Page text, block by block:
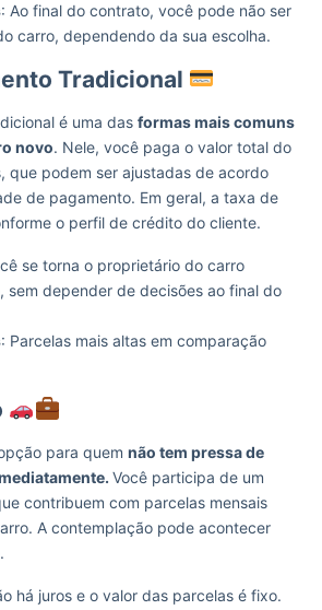
: Ao final do contrato, você pode não ser
carro, dependendo da sua escolha.
Tradicional
é uma das formas mais comuns
novo. Nele, você paga o valor total do
que podem ser ajustadas de acordo
de pagamento. Em geral, a taxa de
o perfil de crédito do cliente.
se torna o proprietário do carro
sem depender de decisões ao final do
: Parcelas mais altas em comparação
para quem não tem pressa de
Você participa de um
contribuem com parcelas mensais
A contemplação pode acontecer
há juros e o valor das parcelas é fixo.